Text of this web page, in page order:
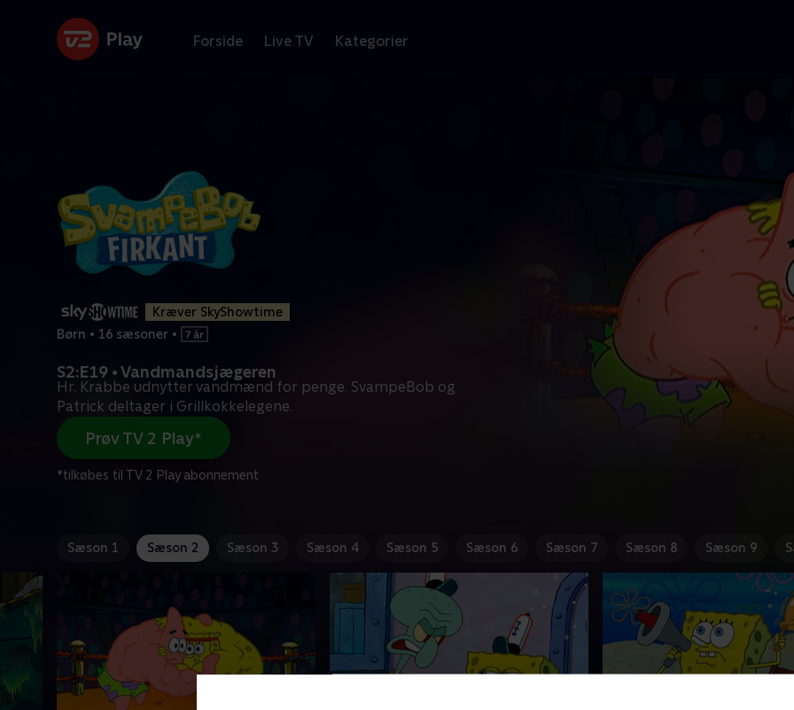
Forside Live TV Kategorier
Kræver SkyShowtime
Børn • 16 sæsoner •
S2:E19 • Vandmandsjægeren
Hr. Krabbe udnytter vandmænd for penge. SvampeBob og
Patrick deltager i Grillkokkelegene.
Prøv TV 2 Play*
*tilkøbes til TV 2 Play abonnement
Sæson 1 Sæson 2 Sæson 3 Sæson 4 Sæson 5 Sæson 6 Sæson 7 Sæson 8 Sæson 9